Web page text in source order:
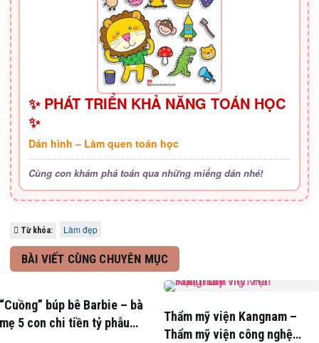
✨ PHÁT TRIỂN KHẢ NĂNG TOÁN HỌC
✨
Dán hình – Làm quen toán học
Cùng con khám phá toán qua những miếng dán nhé!
Từ khóa: Làm đẹp
BÀI VIẾT CÙNG CHUYÊN MỤC
“Cuồng” búp bê Barbie – bà
mẹ 5 con chi tiền tỷ phẫu
Thẩm mỹ viện Kangnam –
Thẩm mỹ viện công nghệ